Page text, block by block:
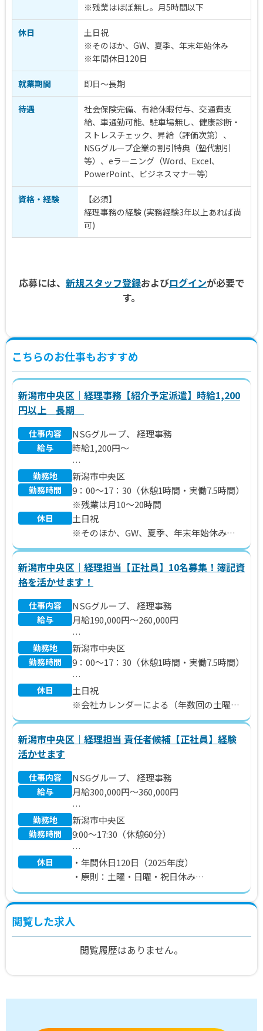
※残業はほぼ無し。月5時間以下
休日
土日祝
※そのほか、GW、夏季、年末年始休み
※年間休日120日
就業期間 即日～長期
待遇
社会保険完備、有給休暇付与、交通費支
給、車通勤可能、駐車場無し、健康診断・
ストレスチェック、昇給（評価次第）、
NSGグループ企業の割引特典（塾代割引
等）、eラーニング（Word、Excel、
PowerPoint、ビジネスマナー等）
資格・経験
【必須】
経理事務の経験 (実務経験3年以上あれば尚
可)
応募には、 新規スタッフ登録およびログインが必要で
す。
こちらのお仕事もおすすめ
新潟市中央区｜経理事務【紹介予定派遣】時給1,200
円以上 長期
仕事内容 NSGグループ、 経理事務
給与 時給1,200円～
【月給例】
＠1,200円×7.0時間×21日＝176,400円
※別途、交通費、残業代支給
勤務地 新潟市中央区
勤務時間
9：00～17：30（休憩1時間・実働7.5時間）
※残業は月10～20時間
休日
土日祝
※そのほか、GW、夏季、年末年始休み
※年間休日120日
新潟市中央区｜経理担当【正社員】10名募集！簿記資
格を活かせます！
仕事内容 NSGグループ、 経理事務
給与 月給190,000円～260,000円
※別途残業代支給
年収2,800,000円～4,000,000円
※上記はモデル年収となり、待遇その他条
件は経験・スキルにより決定します
※その他条件により以下⼿当を⽀給
ライフプラン手当（8,100円～11,250円）
通勤⼿当 上限35,000円
昇給：給与改定年1回
賞与：年2回
※会社業績及び人事考課により決定
勤務地 新潟市中央区
勤務時間 9：00～17：30（休憩1時間・実働7.5時間）
※時間外労働月10～15時間程度あり
休日
土日祝
※会社カレンダーによる（年数回の土曜日
出勤あり）
※年間休日119日
新潟市中央区｜経理担当 責任者候補【正社員】経験
活かせます
仕事内容 NSGグループ、 経理事務
給与 月給300,000円～360,000円
【年収想定 ※残業が20時間の場合】
4,170,000円～4,985,500円
※その他、通勤手当支給（上限35,000円ま
で）
※賞与は会社業績及び本人評価により決定
します。
勤務地 新潟市中央区
勤務時間 9:00～17:30（休憩60分）
※月平均残業時間20時間程度
休日
・年間休日120日（2025年度）
・原則：土曜・日曜・祝日休み
※詳細は会社カレンダーによる（年数回の
土曜日出勤あり）
閲覧した求人
閲覧履歴はありません。